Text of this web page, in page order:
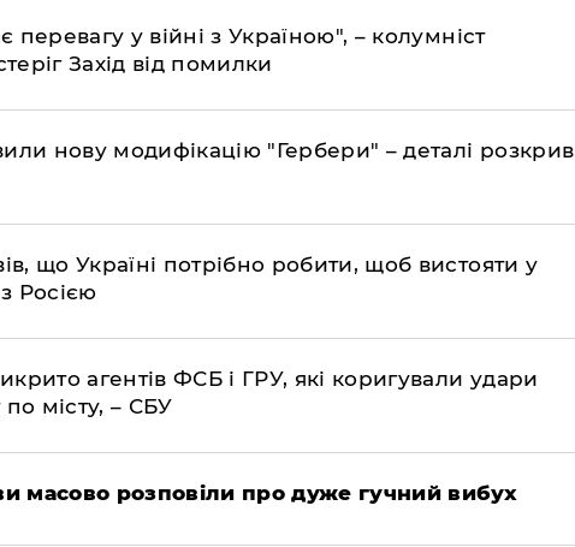
перевагу у війні з Україною", – колумніст
Захід від помилки
нову модифікацію "Гербери" – деталі розкрив
що Україні потрібно робити, щоб вистояти у
Росією
агентів ФСБ і ГРУ, які коригували удари
по місту, – СБУ
масово розповіли про дуже гучний вибух